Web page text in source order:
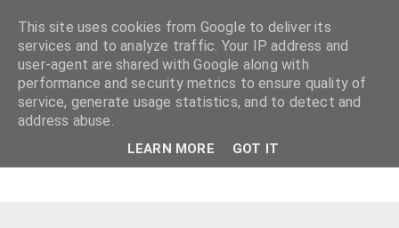
This site uses cookies from Google to deliver its
services and to analyze traffic. Your IP address and
user-agent are shared with Google along with
performance and security metrics to ensure quality of
service, generate usage statistics, and to detect and
address abuse.
LEARN MORE GOT IT